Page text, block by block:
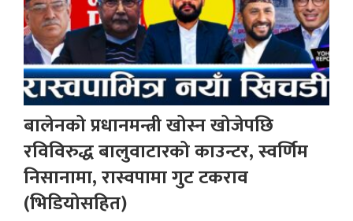
बालेनको प्रधानमन्त्री खोस्न खोजेपछि
रविविरुद्ध बालुवाटारको काउन्टर, स्वर्णिम
निसानामा, रास्वपामा गुट टकराव
(भिडियोसहित)